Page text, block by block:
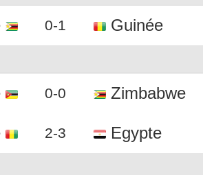
0-1 Guinée
0-0 Zimbabwe
2-3 Egypte